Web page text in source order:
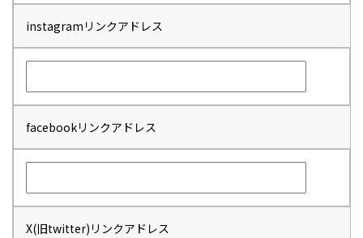
instagramリンクアドレス
facebookリンクアドレス
X(旧twitter)リンクアドレス